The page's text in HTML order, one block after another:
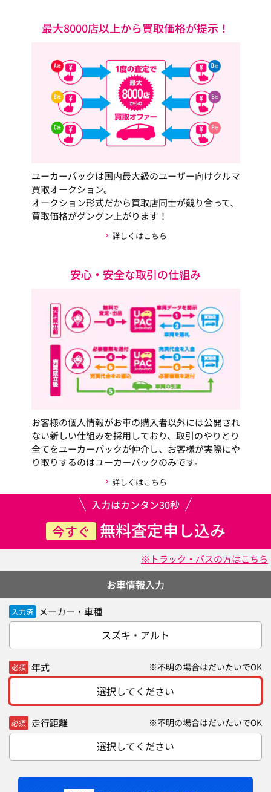
最大8000店以上から買取価格が提示！
ユーカーパックは国内最大級のユーザー向けクルマ
買取オークション。
オークション形式だから買取店同士が競り合って、
買取価格がグングン上がります！
詳しくはこちら
安心・安全な取引の仕組み
お客様の個人情報がお車の購入者以外には公開され
ない新しい仕組みを採用しており、取引のやりとり
全てをユーカーパックが仲介し、お客様が実際にや
り取りするのはユーカーパックのみです。
詳しくはこちら
入力はカンタン30秒
今すぐ 無料査定申し込み
※トラック・バスの方はこちら
お車情報入力
入力済 メーカー・車種
スズキ・アルト
必須 年式 ※不明の場合はだいたいでOK
選択してください
必須 走行距離 ※不明の場合はだいたいでOK
選択してください